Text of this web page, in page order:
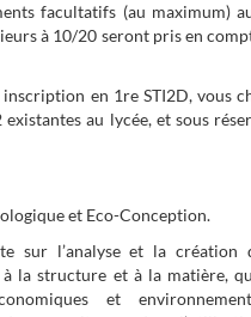
facultatifs (au maximum)
à 10/20 seront pris en
en 1re STI2D, vous
au lycée, et sous
et Eco-Conception.
sur l’analyse et la création
à la structure et à la matière,
et